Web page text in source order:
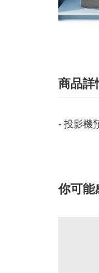
商品詳
- 投影機
你可能